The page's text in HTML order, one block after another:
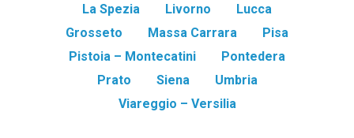
La Spezia
Livorno
Lucca
Grosseto
Massa Carrara
Pisa
Pistoia – Montecatini
Pontedera
Prato
Siena
Umbria
Viareggio – Versilia